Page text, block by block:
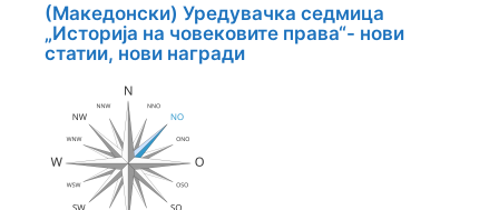
(Македонски) Уредувачка седмица
„Историја на човековите права“- нови
статии, нови награди